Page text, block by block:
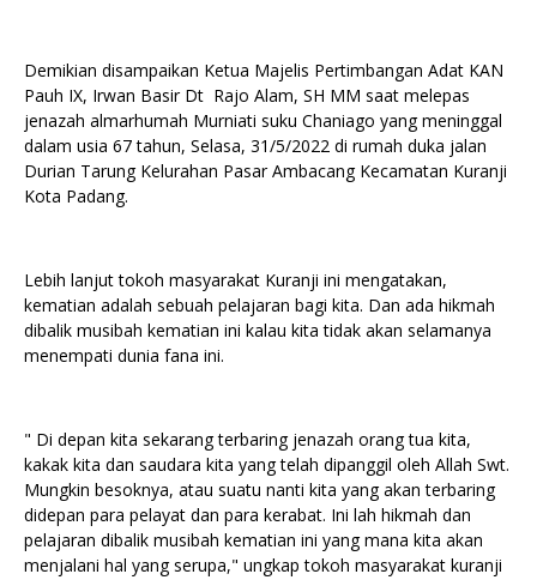
Demikian disampaikan Ketua Majelis Pertimbangan Adat KAN
Pauh IX, Irwan Basir Dt Rajo Alam, SH MM saat melepas
jenazah almarhumah Murniati suku Chaniago yang meninggal
dalam usia 67 tahun, Selasa, 31/5/2022 di rumah duka jalan
Durian Tarung Kelurahan Pasar Ambacang Kecamatan Kuranji
Kota Padang.
Lebih lanjut tokoh masyarakat Kuranji ini mengatakan,
kematian adalah sebuah pelajaran bagi kita. Dan ada hikmah
dibalik musibah kematian ini kalau kita tidak akan selamanya
menempati dunia fana ini.
" Di depan kita sekarang terbaring jenazah orang tua kita,
kakak kita dan saudara kita yang telah dipanggil oleh Allah Swt.
Mungkin besoknya, atau suatu nanti kita yang akan terbaring
didepan para pelayat dan para kerabat. Ini lah hikmah dan
pelajaran dibalik musibah kematian ini yang mana kita akan
menjalani hal yang serupa," ungkap tokoh masyarakat kuranji